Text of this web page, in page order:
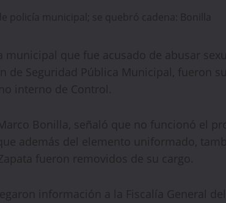
municipal que fue acusado de abusar
de Seguridad Pública Municipal, fueron
interno de Control.
Bonilla, señaló que no funcionó el
además del elemento uniformado,
fueron removidos de su cargo.
información a la Fiscalía General